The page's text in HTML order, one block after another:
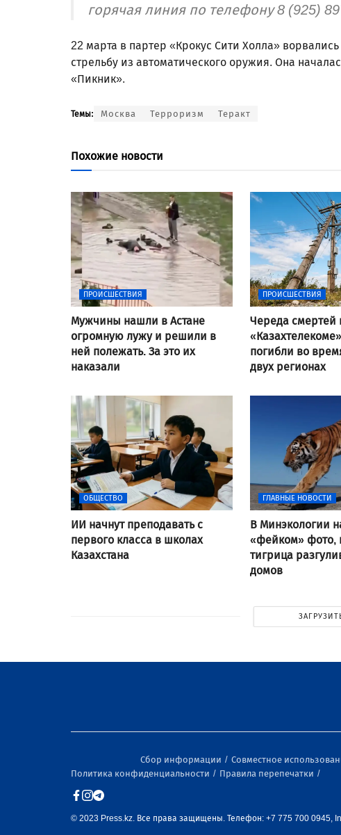
горячая линия по телефону 8 (925)
22 марта в партер «Крокус Сити Холла»
стрельбу из автоматического оружия. Она
«Пикник».
Темы: Москва Терроризм Теракт
Похожие новости
ПРОИСШЕСТВИЯ
Мужчины нашли в Астане
огромную лужу и решили в
ней полежать. За это их
наказали
ПРОИСШЕСТВИЯ
Череда смертей
погибли во
двух регионах
ОБЩЕСТВО
ИИ начнут преподавать с
первого класса в школах
Казахстана
ГЛАВНЫЕ НОВОСТИ
В Минэкологии
«фейком» фото,
тигрица
домов
Сбор информации Совместное
Политика конфиденциальности
Правила перепечатки
© 2023 Press.kz. Все права защищены. Телефон: +7 775 700 0945,